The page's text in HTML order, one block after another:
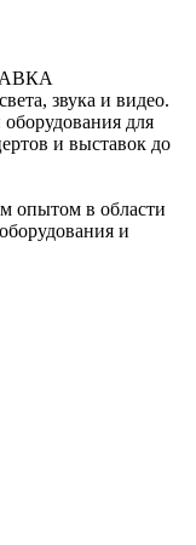
звука и видео.
для
и выставок до
опытом в области
и